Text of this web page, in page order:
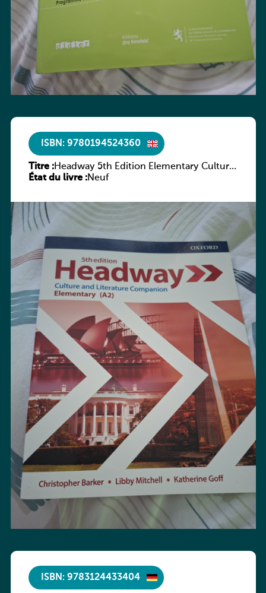
ISBN: 9780194524360
Titre :Headway 5th Edition Elementary Culture
and Literature Companion
État du livre :Neuf
ISBN: 9783124433404